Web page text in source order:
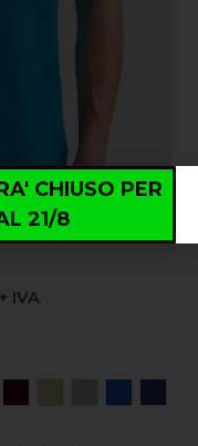
+ IVA
CHIUSO PER
21/8